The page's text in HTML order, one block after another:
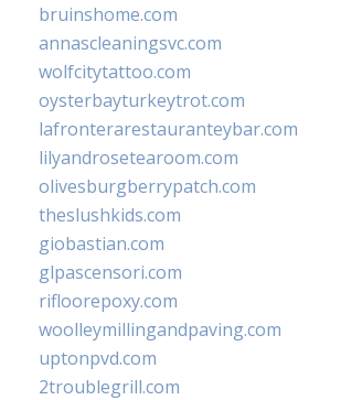
bruinshome.com
annascleaningsvc.com
wolfcitytattoo.com
oysterbayturkeytrot.com
lafronterarestauranteybar.com
lilyandrosetearoom.com
olivesburgberrypatch.com
theslushkids.com
giobastian.com
glpascensori.com
rifloorepoxy.com
woolleymillingandpaving.com
uptonpvd.com
2troublegrill.com